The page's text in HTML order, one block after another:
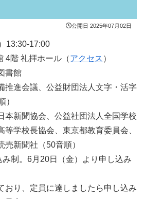
公開日 2025年07月02日
13:30-17:00
4階 礼拝ホール（アクセス ）
書館
推進会議、公益財団法人文字・活字
）
本新聞協会、公益社団法人全国学校
等学校長協会、東京都教育委員会、
売新聞社（50音順）
み制。6月20日（金）より申し込み
おり、定員に達しましたら申し込み